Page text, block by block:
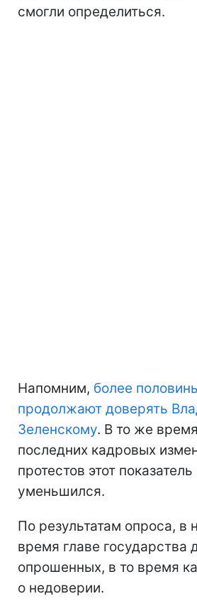
смогли определиться.
Напомним, более
продолжают доверять
Зеленскому. В то же
последних кадровых
протестов этот
уменьшился.
По результатам опроса, в
время главе государства
опрошенных, в то время
о недоверии.